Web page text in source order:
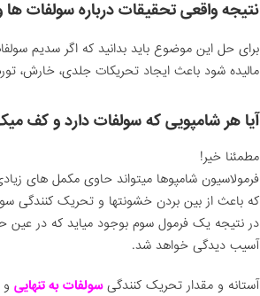
نتیجه واقعی تحقیقات درباره سولفات
برای حل این موضوع باید بدانید که اگر سدیم
مالیده شود باعث ایجاد تحریکات جلدی،
آیا هر شامپویی که سولفات دارد و کف
مطمئنا خیر!
فرمولاسیون شامپوها میتواند حاوی مکمل های
که باعث از بین بردن خشونتها و تحریک کنندگی
در نتیجه یک فرمول سوم بوجود میاید که در عین
آسیب دیدگی خواهد شد.
آستانه و مقدار تحریک کنندگیسولفات به تنهایی و